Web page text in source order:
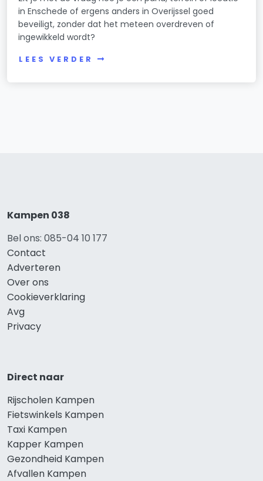
in Enschede of ergens anders in Overijssel goed
beveiligt, zonder dat het meteen overdreven of
ingewikkeld wordt?
LEES VERDER
Kampen 038
Bel ons: 085-04 10 177
Contact
Adverteren
Over ons
Cookieverklaring
Avg
Privacy
Direct naar
Rijscholen Kampen
Fietswinkels Kampen
Taxi Kampen
Kapper Kampen
Gezondheid Kampen
Afvallen Kampen